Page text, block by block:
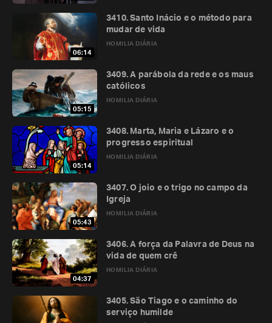
06:14
HOMILIA DIÁRIA
3410. Santo Inácio e o método para
mudar de vida
05:15
HOMILIA DIÁRIA
3409. A parábola da rede e os maus
católicos
05:14
HOMILIA DIÁRIA
3408. Marta, Maria e Lázaro e o
progresso espiritual
05:43
HOMILIA DIÁRIA
3407. O joio e o trigo no campo da
Igreja
04:37
HOMILIA DIÁRIA
3406. A força da Palavra de Deus na
vida de quem crê
3405. São Tiago e o caminho do
serviço humilde